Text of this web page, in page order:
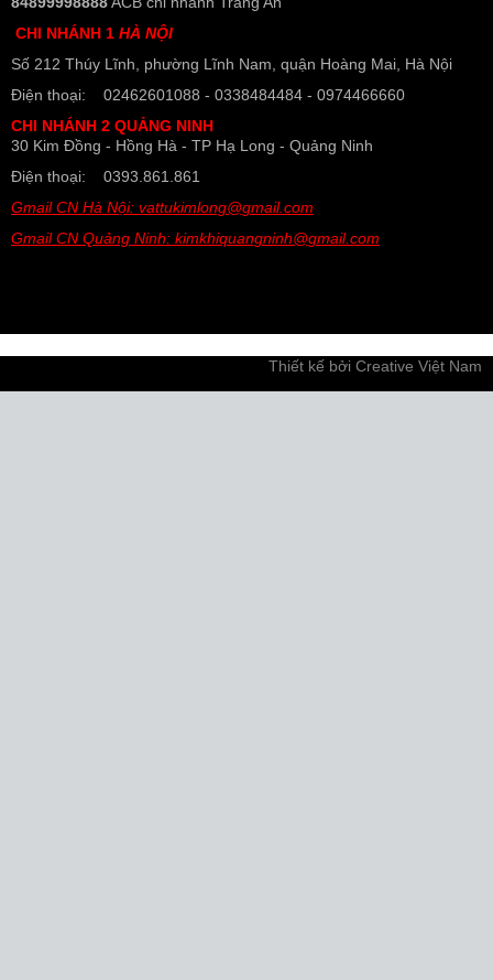
CHI NHÁNH 1 HÀ NỘI
Số 212 Thúy Lĩnh, phường Lĩnh Nam, quận Hoàng Mai, Hà Nội
Điện thoại: 02462601088 - 0338484484 - 0974466660
CHI NHÁNH 2 QUẢNG NINH
30 Kim Đồng - Hồng Hà - TP Hạ Long - Quảng Ninh
Điện thoại: 0393.861.861
Gmail CN Hà Nội: vattukimlong@gmail.com
Gmail CN Quảng Ninh: kimkhiquangninh@gmail.com
Thiết kế bởi Creative Việt Nam